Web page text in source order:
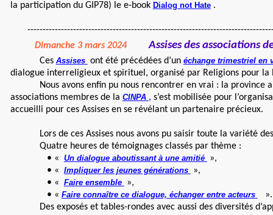
la participation du GIP78) le e-book Dialog not Hate .
Dimanche 3 mars 2024
Assises des associations
Ces Assises ont été précédées d’un échange trimestriel en
dialogue interreligieux et spirituel, organisé par Religions pour la
Nous avons enfin pu nous rencontrer en vrai : la province a
associations membres de la CINPA , s’est mobilisée pour
accueilli pour ces Assises en se révélant un partenaire précieux.
Lors de ces Assises nous avons pu saisir toute la variété
Quatre heures de témoignages classés par thème :
• « Un dialogue aboutissant à une amitié
»,
• « Impliquer les jeunes générations
»,
• « Faire ensemble
»,
• « Faire connaître ce dialogue, échanger entre acteurs
».
Des exposés et tables-rondes avec aussi des diversités